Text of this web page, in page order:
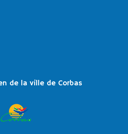
de la ville de Corbas